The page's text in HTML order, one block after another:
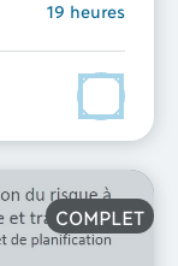
19 heures
COMPLET